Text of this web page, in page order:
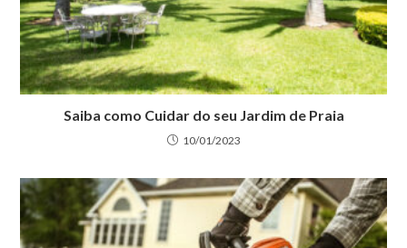
Saiba como Cuidar do seu Jardim de Praia
10/01/2023